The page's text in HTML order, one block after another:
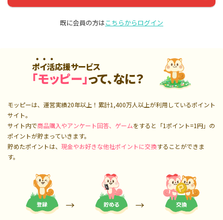
既に会員の方はこちらからログイン
ポイ活応援サービス
「モッピー」って、なに？
モッピーは、運営実績20年以上！累計1,400万人以上が利用しているポイント
サイト。
サイト内で商品購入やアンケート回答、ゲームをすると「1ポイント=1円」の
ポイントが貯まっていきます。
貯めたポイントは、 現金やお好きな他社ポイントに交換することができま
す。